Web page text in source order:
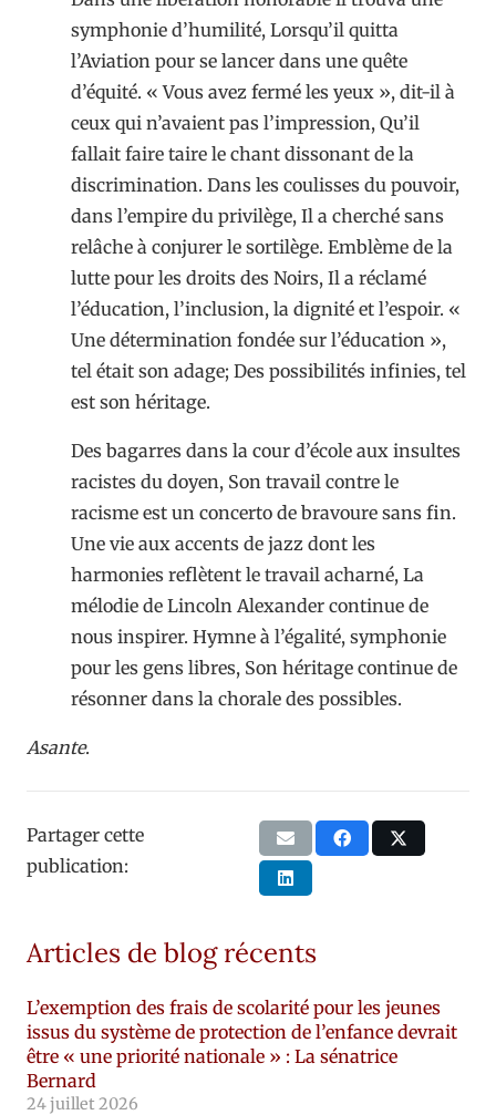
symphonie d’humilité, Lorsqu’il quitta
l’Aviation pour se lancer dans une quête
d’équité. « Vous avez fermé les yeux », dit-il à
ceux qui n’avaient pas l’impression, Qu’il
fallait faire taire le chant dissonant de la
discrimination. Dans les coulisses du pouvoir,
dans l’empire du privilège, Il a cherché sans
relâche à conjurer le sortilège. Emblème de la
lutte pour les droits des Noirs, Il a réclamé
l’éducation, l’inclusion, la dignité et l’espoir. «
Une détermination fondée sur l’éducation »,
tel était son adage; Des possibilités infinies, tel
est son héritage.
Des bagarres dans la cour d’école aux insultes
racistes du doyen, Son travail contre le
racisme est un concerto de bravoure sans fin.
Une vie aux accents de jazz dont les
harmonies reflètent le travail acharné, La
mélodie de Lincoln Alexander continue de
nous inspirer. Hymne à l’égalité, symphonie
pour les gens libres, Son héritage continue de
résonner dans la chorale des possibles.
Asante.
Partager cette
publication:
Articles de blog récents
L’exemption des frais de scolarité pour les jeunes
issus du système de protection de l’enfance devrait
être « une priorité nationale » : La sénatrice
Bernard
24 juillet 2026